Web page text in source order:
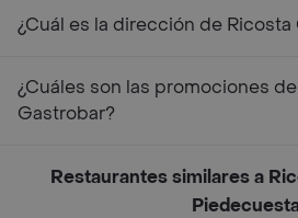
¿Cuál es la dirección de Ricosta
¿Cuáles son las promociones
Gastrobar?
Restaurantes similares a